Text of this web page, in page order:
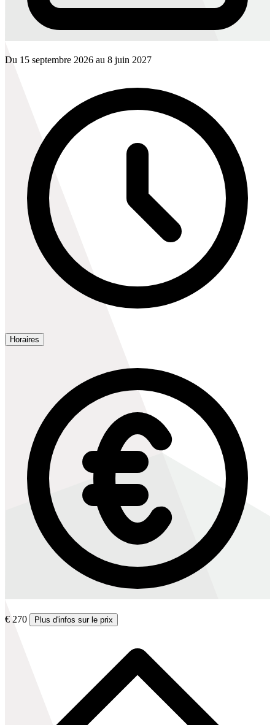
Du 15 septembre 2026 au 8 juin 2027
Horaires
€ 270 Plus d'infos sur le prix